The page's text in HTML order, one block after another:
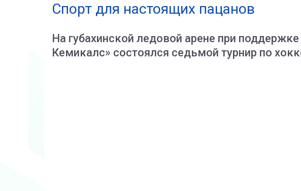
Спорт для настоящих пацанов
На губахинской ледовой арене при
Кемикалс» состоялся седьмой турнир по